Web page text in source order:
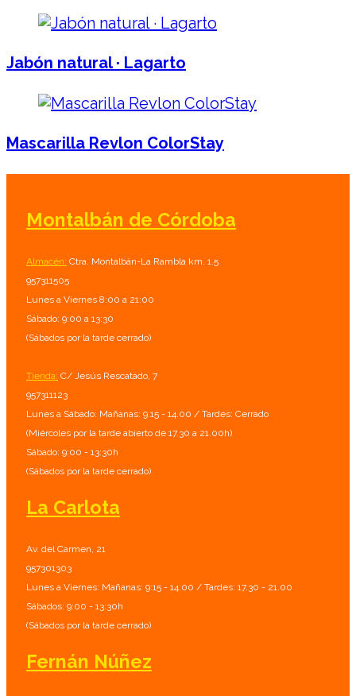
Jabón natural · Lagarto
Mascarilla Revlon ColorStay
Montalbán de Córdoba
Almacén: Ctra. Montalbán-La Rambla km. 1.5
957311505
Lunes a Viernes 8:00 a 21:00
Sábado: 9:00 a 13:30
(Sábados por la tarde cerrado)
Tienda: C/ Jesús Rescatado, 7
957311123
Lunes a Sábado: Mañanas: 9.15 - 14.00 / Tardes: Cerrado
(Miércoles por la tarde abierto de 17.30 a 21.00h)
Sábado: 9:00 - 13:30h
(Sábados por la tarde cerrado)
La Carlota
Av. del Carmen, 21
957301303
Lunes a Viernes: Mañanas: 9:15 - 14:00 / Tardes: 17.30 - 21.00
Sábados: 9:00 - 13:30h
(Sábados por la tarde cerrado)
Fernán Núñez